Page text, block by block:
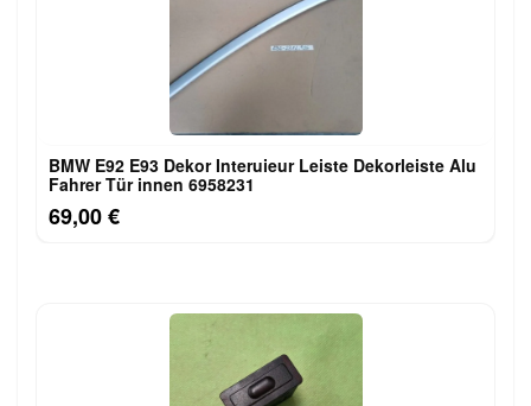
BMW E92 E93 Dekor Interuieur Leiste Dekorleiste Alu
Fahrer Tür innen 6958231
69,00 €